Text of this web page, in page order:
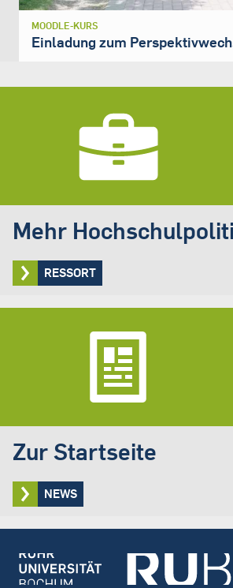
MOODLE-KURS
Einladung zum
Mehr
RESSORT
Zur Startseite
NEWS